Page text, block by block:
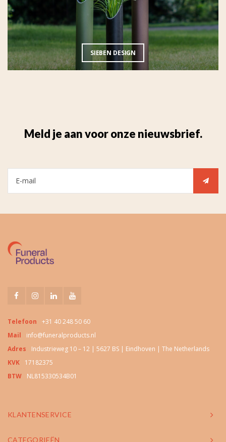
SIEBEN DESIGN
Meld je aan voor onze nieuwsbrief.
Telefoon
+31 40 248 50 60
Mail
info@funeralproducts.nl
Adres
Industrieweg 10 – 12 | 5627 BS | Eindhoven | The Netherlands
KVK
17182375
BTW
NL815330534B01
KLANTENSERVICE
CATEGORIEËN